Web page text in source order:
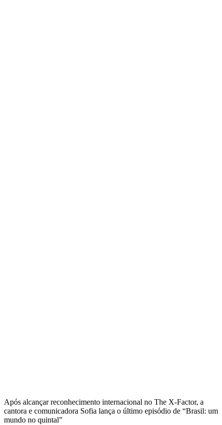
Após alcançar reconhecimento internacional no The X-Factor, a
cantora e comunicadora Sofia lança o último episódio de “Brasil: um
mundo no quintal”